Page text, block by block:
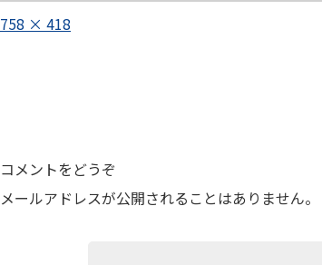
フ
ル
758 × 418
ゲ
ー
コメントをどうぞ
メールアドレスが公開されることはありません。